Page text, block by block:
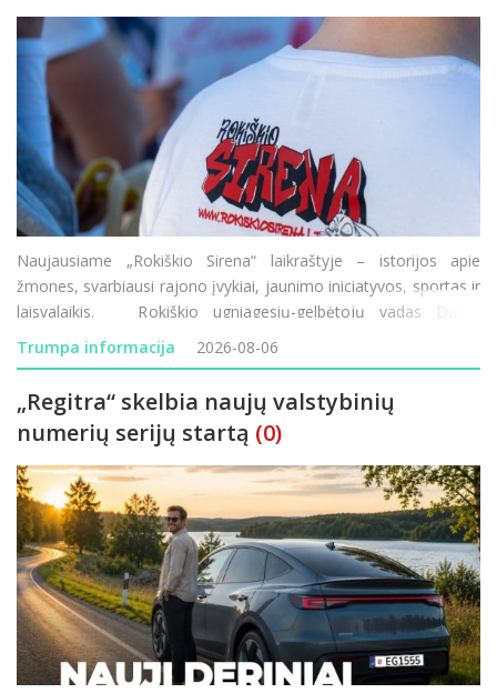
Naujausiame „Rokiškio Sirena“ laikraštyje – istorijos apie
žmones, svarbiausi rajono įvykiai, jaunimo iniciatyvos, sportas ir
laisvalaikis. Rokiškio ugniagesių-gelbėtojų vadas Dalius
Kunigėlis vadovauja pirmajai Lietuvos istorijoje tokio mast
Trumpa informacija 2026-08-06
„Regitra“ skelbia naujų valstybinių
numerių serijų startą (0)